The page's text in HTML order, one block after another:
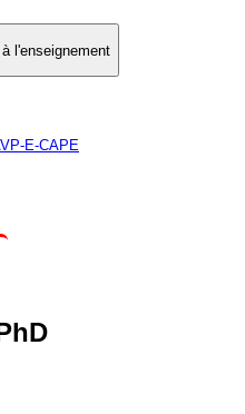
l'enseignement
E-CAPE